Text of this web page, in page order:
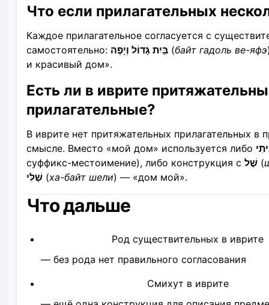
Что если прилагательных
Каждое прилагательное согласуется с
самостоятельно: בַּיִת גָּדוֹל וְיָפֶה (байт гадоль ве-яфэ
и красивый дом».
Есть ли в иврите
прилагательные?
В иврите нет притяжательных прилагательных в
смысле. Вместо «мой дом» используется либо
суффикс-местоимение), либо конструкция с שֶׁל (
שֶׁלִּי (ха-байт шели) — «дом мой».
Что дальше
Род существительных в иврите
— без рода нет правильного согласования
Смихут в иврите